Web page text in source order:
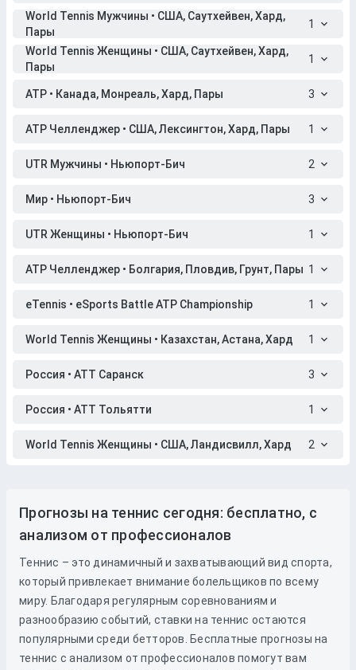
World Tennis Мужчины • США, Саутхейвен, Хард,
Пары
1
World Tennis Женщины • США, Саутхейвен, Хард,
Пары
1
ATP • Канада, Монреаль, Хард, Пары 3
ATP Челленджер • США, Лексингтон, Хард, Пары 1
UTR Мужчины • Ньюпорт-Бич 2
Мир • Ньюпорт-Бич 3
UTR Женщины • Ньюпорт-Бич 1
ATP Челленджер • Болгария, Пловдив, Грунт, Пары 1
eTennis • eSports Battle ATP Championship 1
World Tennis Женщины • Казахстан, Астана, Хард 1
Россия • АТТ Саранск 3
Россия • АТТ Тольятти 1
World Tennis Женщины • США, Ландисвилл, Хард 2
Прогнозы на теннис сегодня: бесплатно, с
анализом от профессионалов
Теннис – это динамичный и захватывающий вид спорта,
который привлекает внимание болельщиков по всему
миру. Благодаря регулярным соревнованиям и
разнообразию событий, ставки на теннис остаются
популярными среди бетторов. Бесплатные прогнозы на
теннис с анализом от профессионалов помогут вам